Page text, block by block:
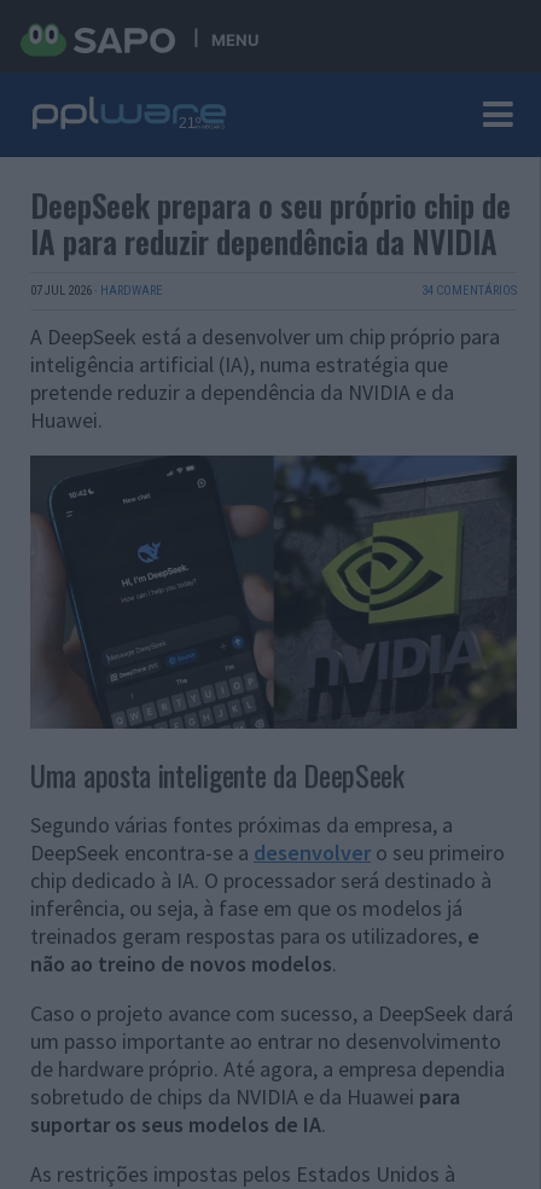
MENU
DeepSeek prepara o seu próprio chip de
IA para reduzir dependência da NVIDIA
07 JUL 2026 · HARDWARE 34 COMENTÁRIOS
A DeepSeek está a desenvolver um chip próprio para
inteligência artificial (IA), numa estratégia que
pretende reduzir a dependência da NVIDIA e da
Huawei.
Uma aposta inteligente da DeepSeek
Segundo várias fontes próximas da empresa, a
DeepSeek encontra-se a desenvolver o seu primeiro
chip dedicado à IA. O processador será destinado à
inferência, ou seja, à fase em que os modelos já
treinados geram respostas para os utilizadores, e
não ao treino de novos modelos.
Caso o projeto avance com sucesso, a DeepSeek dará
um passo importante ao entrar no desenvolvimento
de hardware próprio. Até agora, a empresa dependia
sobretudo de chips da NVIDIA e da Huawei para
suportar os seus modelos de IA.
As restrições impostas pelos Estados Unidos à